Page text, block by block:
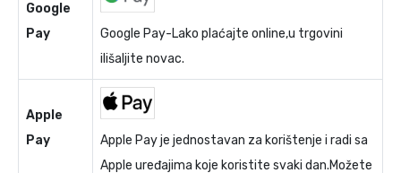
Google
Pay
Google Pay-Lako plaćajte online,u trgovini
ilišaljite novac.
Apple
Pay
Apple Pay je jednostavan za korištenje i radi sa
Apple uređajima koje koristite svaki dan.Možete